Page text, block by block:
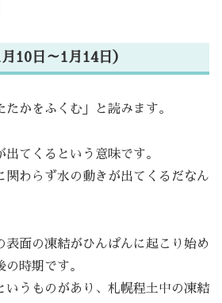
10日～1月14日）
かをふくむ」と読みます。
てくるという意味です。
関わらず水の動きが出てくるだなん
表面の凍結がひんぱんに起こり始め
時期です。
いうものがあり、札幌程土中の凍結